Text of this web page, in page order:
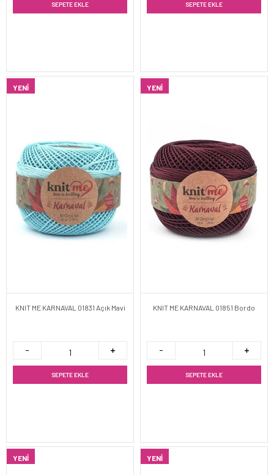
SEPETE EKLE SEPETE EKLE
YENI
KNIT ME KARNAVAL 01831 Açık Mavi
SEPETE EKLE
YENI
KNIT ME KARNAVAL 01851 Bordo
SEPETE EKLE
YENI YENI